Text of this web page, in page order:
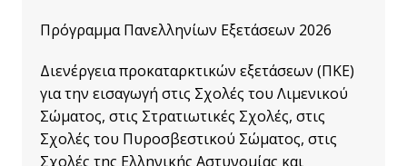
Πρόγραμμα Πανελληνίων Εξετάσεων 2026
Διενέργεια προκαταρκτικών εξετάσεων (ΠΚΕ)
για την εισαγωγή στις Σχολές του Λιμενικού
Σώματος, στις Στρατιωτικές Σχολές, στις
Σχολές του Πυροσβεστικού Σώματος, στις
Σχολές της Ελληνικής Αστυνομίας και